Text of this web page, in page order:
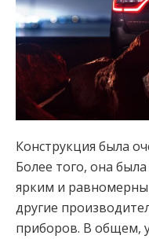
Конструкция была
Более того, она
ярким и
другие
приборов. В общем,